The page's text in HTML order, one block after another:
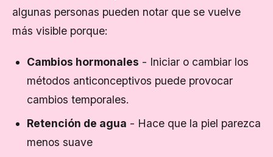
algunas personas pueden notar que se vuelve
más visible porque:
Cambios hormonales - Iniciar o cambiar los
métodos anticonceptivos puede provocar
cambios temporales.
Retención de agua - Hace que la piel parezca
menos suave